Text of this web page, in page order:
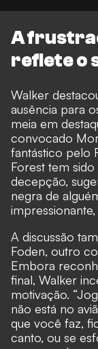
A
reflete o
Walker
ausência para
meia em
convocado
fantástico pelo
Forest tem
decepção,
negra de
A discussão
Foden, outro
Embora
final, Walker
motivação.
não está no
que você faz,
canto, ou se